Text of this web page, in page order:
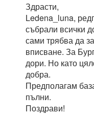
Здрасти,
Ledena_luna,
събрали всички
сами трябва да
вписване. За
дори. Но като
добра.
Предполагам
пълни.
Поздрави!